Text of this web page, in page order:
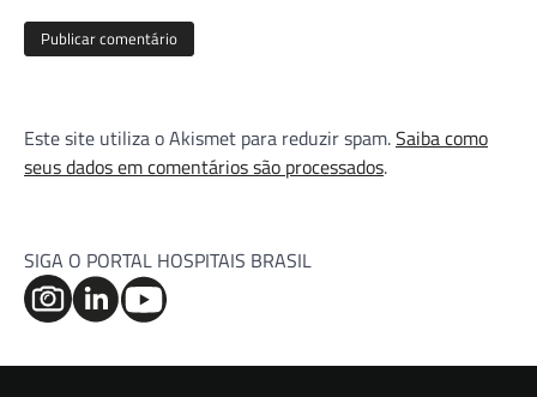
Este site utiliza o Akismet para reduzir spam.Saiba como
seus dados em comentários são processados.
SIGA O PORTAL HOSPITAIS BRASIL